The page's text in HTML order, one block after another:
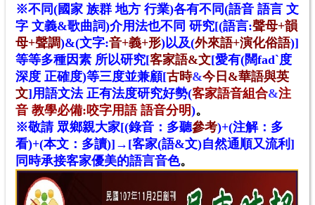
※不同(國家 族群 地方 行業)各有不同(語音 語言 文
字 文義&歌曲詞)介用法也不同 研究[(語言:聲母+韻
母+聲調)&(文字:音+義+形)以及(外來語+演化俗語)]
等等多種因素 所以研究[客家語&文[愛有(闊fadˋ度
深度 正確度)等三度並兼顧[古時&今日&華語與英
文]用語文法 正有法度研究好勢(客家語音組合&注
音 教學必備:咬字用語 語音分明)。
※敬請 眾鄉親大家[(錄音：多聽參考)+(注解：多
看)+(本文：多讀)]→[客家(語&文)自然通順又流利]
同時承接客家優美的語言音色。